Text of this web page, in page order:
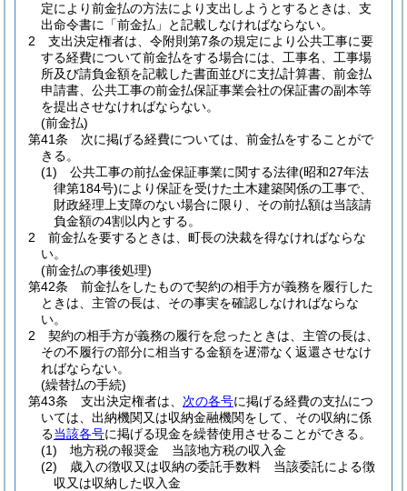
定により前金払の方法により支出しようとするときは、支
出命令書に「前金払」と記載しなければならない。
2
支出決定権者は、令附則第7条の規定により公共工事に要
する経費について前金払をする場合には、工事名、工事場
所及び請負金額を記載した書面並びに支払計算書、前金払
申請書、公共工事の前金払保証事業会社の保証書の副本等
を提出させなければならない。
(前金払)
第41条
次に掲げる経費については、前金払をすることがで
きる。
(1)
公共工事の前払金保証事業に関する法律(昭和27年法
律第184号)により保証を受けた土木建築関係の工事で、
財政経理上支障のない場合に限り、その前払額は当該請
負金額の4割以内とする。
2
前金払を要するときは、町長の決裁を得なければならな
い。
(前金払の事後処理)
第42条
前金払をしたもので契約の相手方が義務を履行した
ときは、主管の長は、その事実を確認しなければならな
い。
2
契約の相手方が義務の履行を怠ったときは、主管の長は、
その不履行の部分に相当する金額を遅滞なく返還させなけ
ればならない。
(繰替払の手続)
第43条
支出決定権者は、 次の各号に掲げる経費の支払につ
いては、出納機関又は収納金融機関をして、その収納に係
る当該各号に掲げる現金を繰替使用させることができる。
(1)
地方税の報奨金 当該地方税の収入金
(2)
歳入の徴収又は収納の委託手数料 当該委託による徴
収又は収納した収入金